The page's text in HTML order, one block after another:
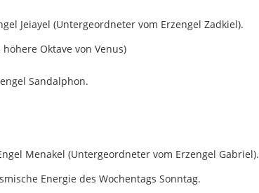
Jeiayel (Untergeordneter vom Erzengel Zadkiel).
Oktave von Venus)
Sandalphon.
Menakel (Untergeordneter vom Erzengel Gabriel).
Energie des Wochentags Sonntag.